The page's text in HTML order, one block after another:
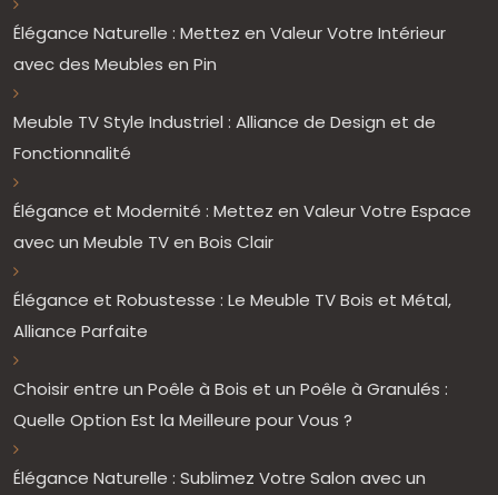
Élégance Naturelle : Mettez en Valeur Votre Intérieur
avec des Meubles en Pin
Meuble TV Style Industriel : Alliance de Design et de
Fonctionnalité
Élégance et Modernité : Mettez en Valeur Votre Espace
avec un Meuble TV en Bois Clair
Élégance et Robustesse : Le Meuble TV Bois et Métal,
Alliance Parfaite
Choisir entre un Poêle à Bois et un Poêle à Granulés :
Quelle Option Est la Meilleure pour Vous ?
Élégance Naturelle : Sublimez Votre Salon avec un